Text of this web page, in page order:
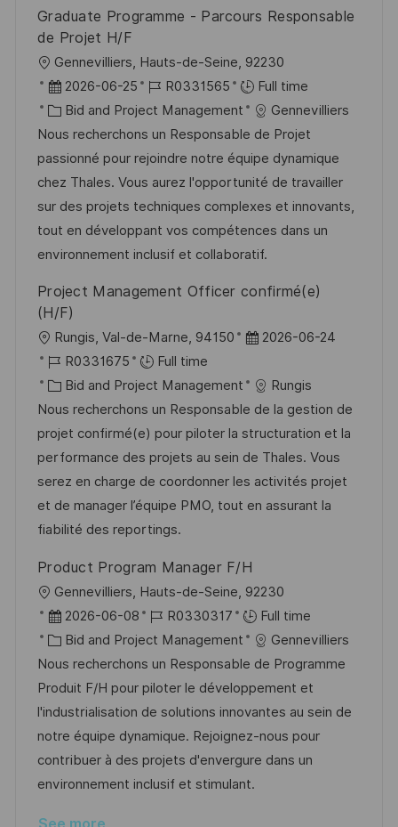
Graduate Programme - Parcours Responsable
de Projet H/F
L
o
c
a
t
i
o
n
Gennevilliers, Hauts-de-Seine, 92230
P
o
s
t
e
d
D
a
e
2026-06-25
J
o
b
I
d
R0331565
Full time
C
a
t
e
g
o
r
Bid and Project Management
Gennevilliers
Nous recherchons un Responsable de Projet
passionné pour rejoindre notre équipe dynamique
chez Thales. Vous aurez l'opportunité de travailler
sur des projets techniques complexes et innovants,
tout en développant vos compétences dans un
environnement inclusif et collaboratif.
Project Management Officer confirmé(e)
(H/F)
L
o
c
a
t
i
o
n
Rungis, Val-de-Marne, 94150
P
s
t
e
d
D
a
2026-06-24
J
o
b
I
d
R0331675
Full time
C
a
t
e
g
o
r
Bid and Project Management
Rungis
Nous recherchons un Responsable de la gestion de
projet confirmé(e) pour piloter la structuration et la
performance des projets au sein de Thales. Vous
serez en charge de coordonner les activités projet
et de manager l’équipe PMO, tout en assurant la
fiabilité des reportings.
Product Program Manager F/H
L
o
c
a
t
i
o
n
Gennevilliers, Hauts-de-Seine, 92230
P
o
s
t
e
d
D
a
2026-06-08
J
o
b
I
d
R0330317
Full time
C
a
t
e
g
o
r
Bid and Project Management
Gennevilliers
Nous recherchons un Responsable de Programme
Produit F/H pour piloter le développement et
l'industrialisation de solutions innovantes au sein de
notre équipe dynamique. Rejoignez-nous pour
contribuer à des projets d'envergure dans un
environnement inclusif et stimulant.
See more